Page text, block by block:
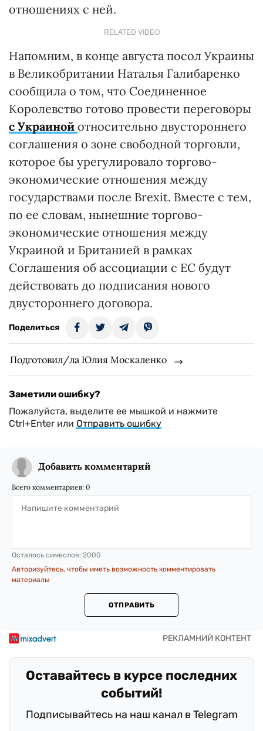
отношениях с ней.
RELATED VIDEO
Напомним, в конце августа посол Украины
в Великобритании Наталья Галибаренко
сообщила о том, что Соединенное
Королевство готово провести переговоры
с Украиной относительно двустороннего
соглашения о зоне свободной торговли,
которое бы урегулировало торгово-
экономические отношения между
государствами после Brexit. Вместе с тем,
по ее словам, нынешние торгово-
экономические отношения между
Украиной и Британией в рамках
Соглашения об ассоциации с ЕС будут
действовать до подписания нового
двустороннего договора.
Поделиться
Подготовил/ла Юлия Москаленко
Заметили ошибку?
Пожалуйста, выделите ее мышкой и нажмите
Ctrl+Enter или Отправить ошибку
Добавить комментарий
Всего комментариев: 0
Осталось символов: 2000
Авторизуйтесь, чтобы иметь возможность комментировать
материалы
ОТПРАВИТЬ
Оставайтесь в курсе последних
событий!
Подписывайтесь на наш канал в Telegram